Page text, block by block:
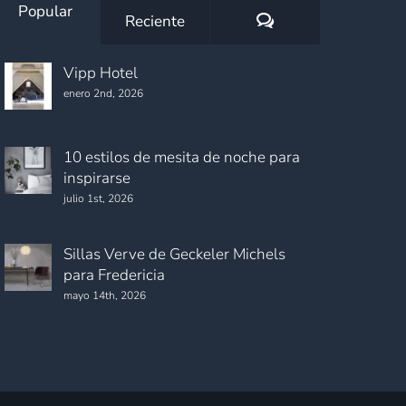
Popular Reciente Comentarios
Vipp Hotel
enero 2nd, 2026
10 estilos de mesita de noche para
inspirarse
julio 1st, 2026
Sillas Verve de Geckeler Michels
para Fredericia
mayo 14th, 2026